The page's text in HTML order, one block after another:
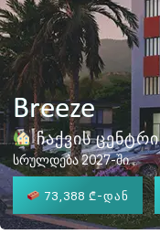
Breeze
ჩაქვის ცენტრი
სრულდება 2027-ში
73,388 ₾-დან